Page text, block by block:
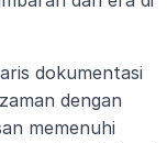
dokumentasi
dengan
memenuhi